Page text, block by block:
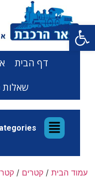
פתח סרגל נגישות
דף הבית
שאלות
עמוד הבית / קטרים /